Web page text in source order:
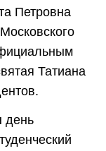
Петровна
Татиана
день